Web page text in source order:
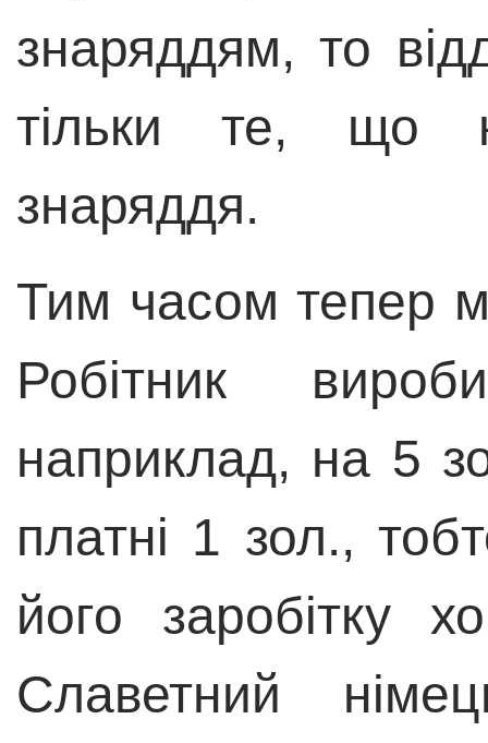
знаряддям, то
тільки те, що
знаряддя.
Тим часом тепер
Робітник
наприклад, на 5
платні 1 зол.,
його заробітку
Славетний